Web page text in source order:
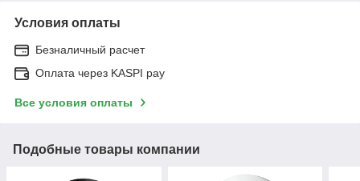
Условия оплаты
Безналичный расчет
Оплата через KASPI pay
Все условия оплаты
Подобные товары компании